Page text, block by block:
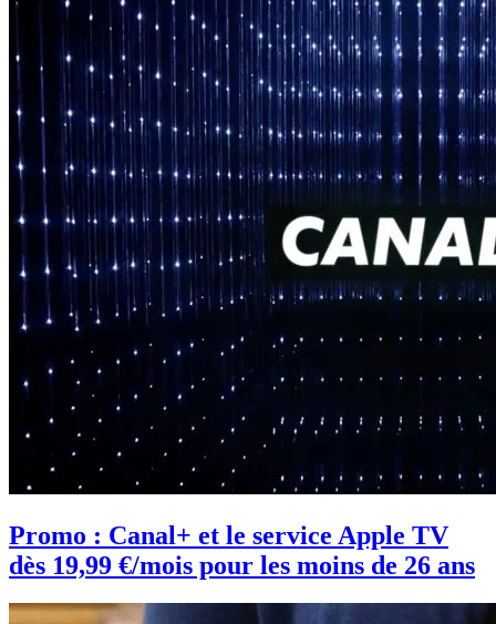
Promo : Canal+ et le service Apple TV
dès 19,99 €/mois pour les moins de 26 ans